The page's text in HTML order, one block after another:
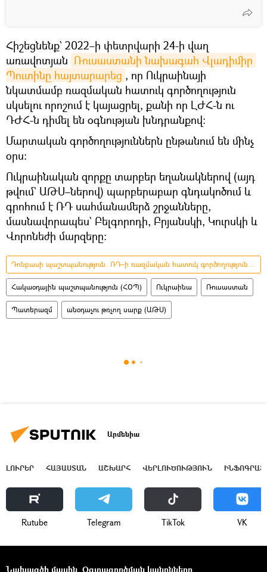
Հիշեցնենք` 2022–ի փետրվարի 24-ի վաղ
առավոտյան Ռուսաստանի նախագահ Վլադիմիր
Պուտինը հայտարարեց , որ Ուկրաինայի
նկատմամբ ռազմական հատուկ գործողություն
սկսելու որոշում է կայացրել, քանի որ ԼԺՀ-ն ու
ԴԺՀ-ն դիմել են օգնության խնդրանքով։
Մարտական գործողություններն ընթանում են մինչ
օրս։
Ուկրաինական զորքը տարբեր եղանակներով (այդ
թվում` ԱԹՍ–ներով) պարբերաբար գնդակոծում և
գրոհում է ՌԴ սահմանամերձ շրջանները,
մասնավորապես` Բելգորոդի, Բրյանսկի, Կուրսկի և
Վորոնեժի մարզերը։
Դոնբասի պաշտպանություն. ՌԴ–ի ռազմական հատուկ գործողությունը Ուկրաինայում
Հակաօդային պաշտպանություն (ՀՕՊ) Ուկրաինա Ռուսաստան
Պատերազմ անօդաչու թռչող սարք (ԱԹՍ)
Արմենիա
ԼՈՒՐԵՐ ՀԱՅԱՍՏԱՆ ԱՇԽԱՐՀ ՎԵՐԼՈՒԾՈՒԹՅՈՒՆ
Rutube Telegram ТikТоk VK
Նախագծի մասին Օգտագործման կանոնները